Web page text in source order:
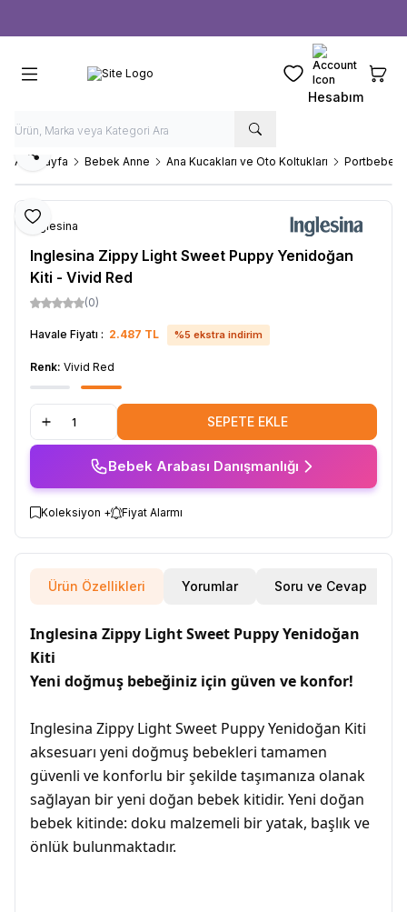
Favorilerim
Hesabım
Ana Sayfa Bebek Anne Ana Kucakları ve Oto Koltukları
Favoriye Ekle
Paylaş
Inglesina
Inglesina Zippy Light Sweet Puppy Yenidoğan
Kiti - Vivid Red
(0)
Havale Fiyatı : 2.487 TL %5 ekstra indirim
Renk: Vivid Red
SEPETE EKLE
Bebek Arabası Danışmanlığı
Koleksiyon + Fiyat Alarmı
Ürün Özellikleri Yorumlar Soru ve Cevap
Inglesina Zippy Light Sweet Puppy Yenidoğan
Kiti
Yeni doğmuş bebeğiniz için güven ve konfor!
Inglesina Zippy Light Sweet Puppy Yenidoğan Kiti
aksesuarı yeni doğmuş bebekleri tamamen
güvenli ve konforlu bir şekilde taşımanıza olanak
sağlayan bir yeni doğan bebek kitidir. Yeni doğan
bebek kitinde: doku malzemeli bir yatak, başlık ve
önlük bulunmaktadır.